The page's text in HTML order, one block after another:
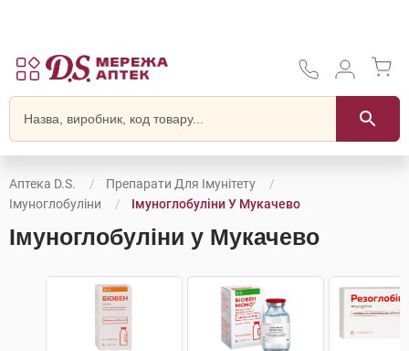
Аптека D.S.
Препарати Для Імунітету
Імуноглобуліни
Імуноглобуліни У Мукачево
Імуноглобуліни у Мукачево